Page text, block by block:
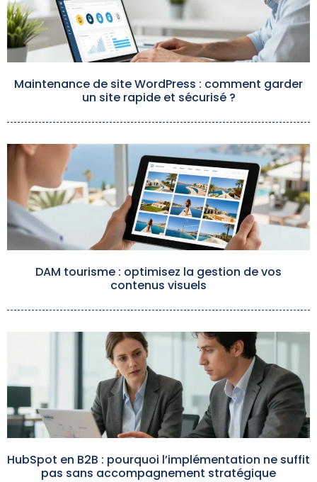
Maintenance de site WordPress : comment garder
un site rapide et sécurisé ?
DAM tourisme : optimisez la gestion de vos
contenus visuels
HubSpot en B2B : pourquoi l’implémentation ne suffit
pas sans accompagnement stratégique